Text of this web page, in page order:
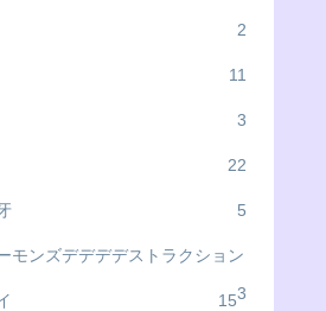
2
11
3
22
5
モンズデデデデストラクション
3
15